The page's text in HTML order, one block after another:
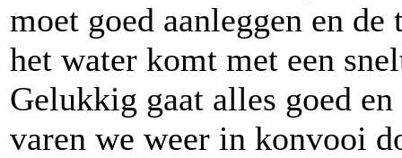
moet goed aanleggen en
het water komt met een
Gelukkig gaat alles goed
varen we weer in konvooi